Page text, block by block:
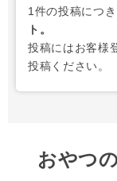
1件の投稿につき
ト。
投稿にはお客様
投稿ください。
おやつ